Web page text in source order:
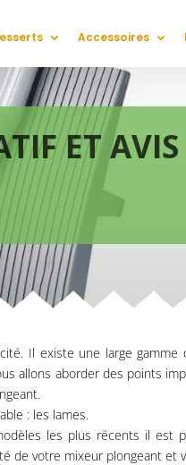
Accessoires
ET AVIS
Il existe une large gamme
allons aborder des points
: les lames.
les plus récents il est
de votre mixeur plongeant et